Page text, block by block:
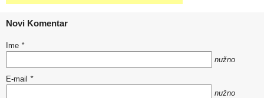
Novi Komentar
Ime *
nužno
E-mail *
nužno